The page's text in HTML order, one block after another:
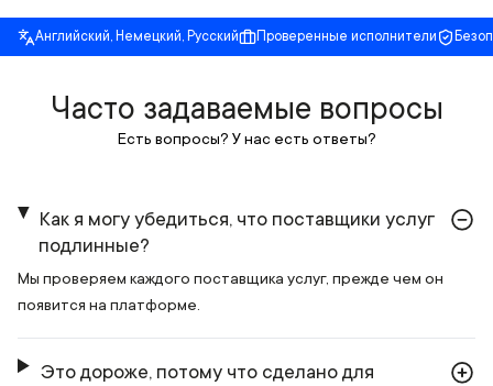
Английский, Немецкий, Русский Проверенные исполнители
Часто задаваемые вопросы
Есть вопросы? У нас есть ответы?
Как я могу убедиться, что поставщики услуг
подлинные?
Мы проверяем каждого поставщика услуг, прежде чем он
появится на платформе.
Это дороже, потому что сделано для